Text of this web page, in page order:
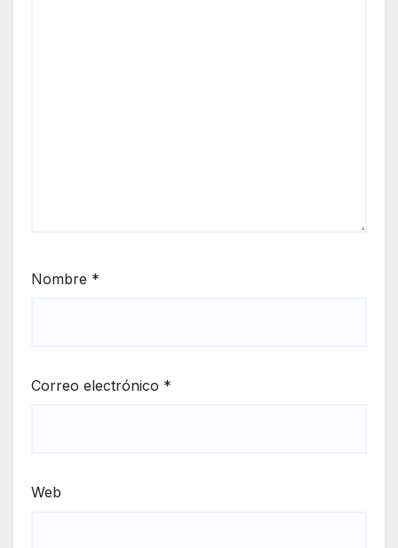
Nombre *
Correo electrónico *
Web